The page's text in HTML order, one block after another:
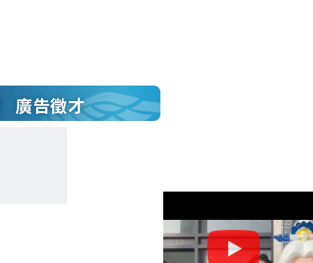
廣告徵才